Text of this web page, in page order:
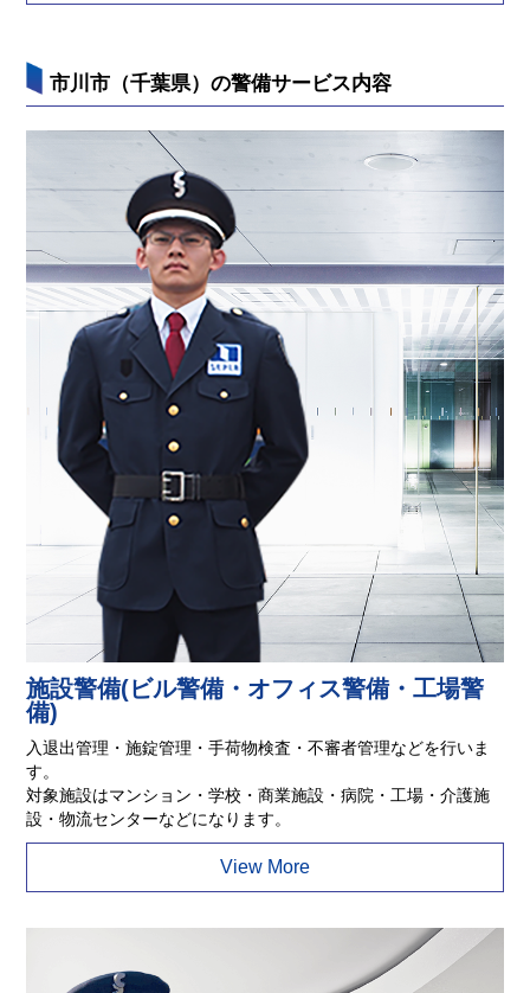
市川市（千葉県）の警備サービス内容
施設警備(ビル警備・オフィス警備・工場警
備)
入退出管理・施錠管理・手荷物検査・不審者管理などを行いま
す。
対象施設はマンション・学校・商業施設・病院・工場・介護施
設・物流センターなどになります。
View More